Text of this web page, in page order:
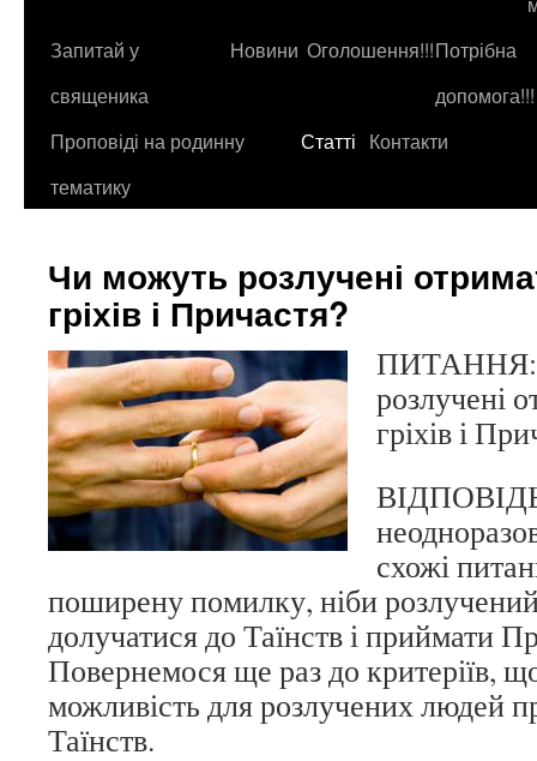
контенту
Запитай у
священика
Новини Оголошення!!!Потрібна
допомога!!!
Проповіді на родинну
тематику
Статті Контакти
Чи можуть розлучені
гріхів і Причастя?
ПИТАННЯ:
розлучені
гріхів і
схожі
поширену помилку, ніби
долучатися до Таїнств і приймати
Повернемося ще раз до критеріїв,
можливість для розлучених людей
Таїнств.